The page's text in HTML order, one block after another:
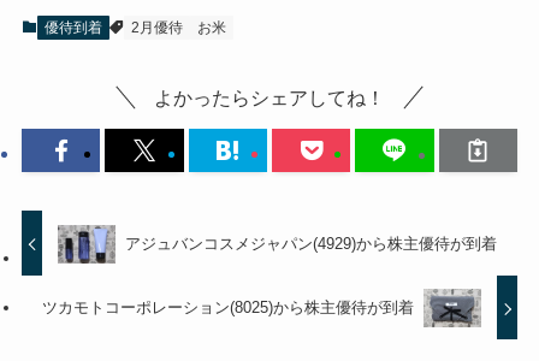
優待到着 2月優待 お米
よかったらシェアしてね！
アジュバンコスメジャパン(4929)から株主優待が到着
ツカモトコーポレーション(8025)から株主優待が到着